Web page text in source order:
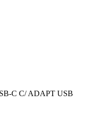
C C/ ADAPT USB